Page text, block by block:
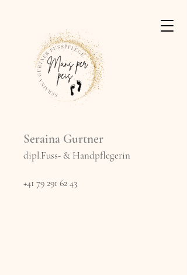
Seraina Gurtner
dipl.Fuss- & Handpflegerin
+41 79 291 62 43